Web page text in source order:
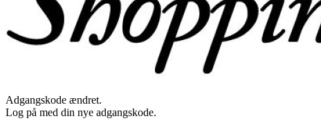
Adgangskode ændret.
Log på med din nye adgangskode.